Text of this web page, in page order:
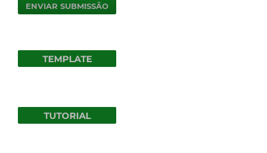
ENVIAR SUBMISSÃO